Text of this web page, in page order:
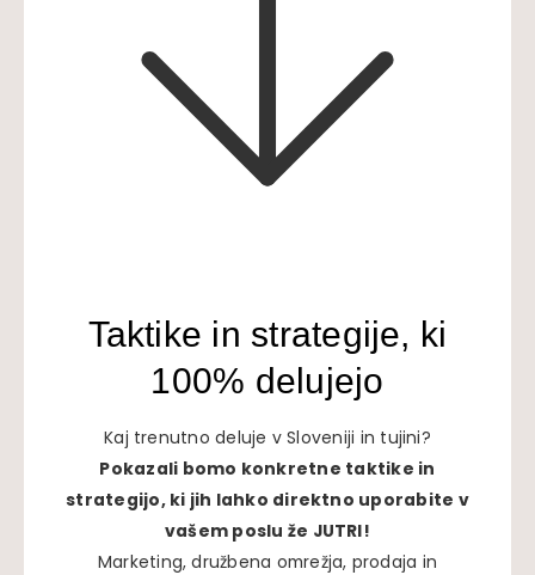
Taktike in strategije, ki
100% delujejo
Kaj trenutno deluje v Sloveniji in tujini?
Pokazali bomo konkretne taktike in
strategijo, ki jih lahko direktno uporabite v
vašem poslu že JUTRI!
Marketing, družbena omrežja, prodaja in